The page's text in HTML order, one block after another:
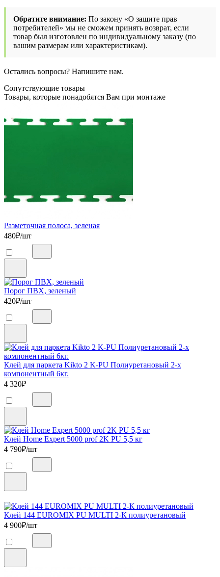
Обратите внимание: По закону «О защите прав
потребителей» мы не сможем принять возврат, если
товар был изготовлен по индивидуальному заказу (по
вашим размерам или характеристикам).
Остались вопросы? Напишите нам.
Сопутствующие товары
Товары, которые понадобятся Вам при монтаже
Разметочная полоса, зеленая
480₽/шт
Порог ПВХ, зеленый
420₽/шт
Клей для паркета Kikto 2 K-PU Полиуретановый 2-х
компонентный 6кг.
4 320₽
Клей Home Expert 5000 prof 2K PU 5,5 кг
4 790₽/шт
Клей 144 EUROMIX PU MULTI 2-К полиуретановый
4 900₽/шт